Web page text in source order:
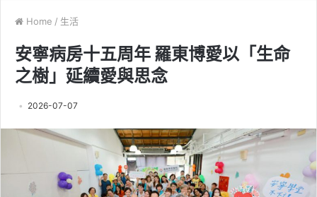
Home / 生活
安寧病房十五周年 羅東博愛以「生命
之樹」延續愛與思念
2026-07-07